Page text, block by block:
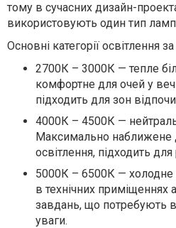
тому в сучасних дизайн-
використовують один тип
Основні категорії освітлення
2700К – 3000К — тепле
комфортне для очей у
підходить для зон
4000К – 4500К —
Максимально наближене
освітлення, підходить
5000К – 6500К — холодне
в технічних приміщеннях
завдань, що потребують
уваги.